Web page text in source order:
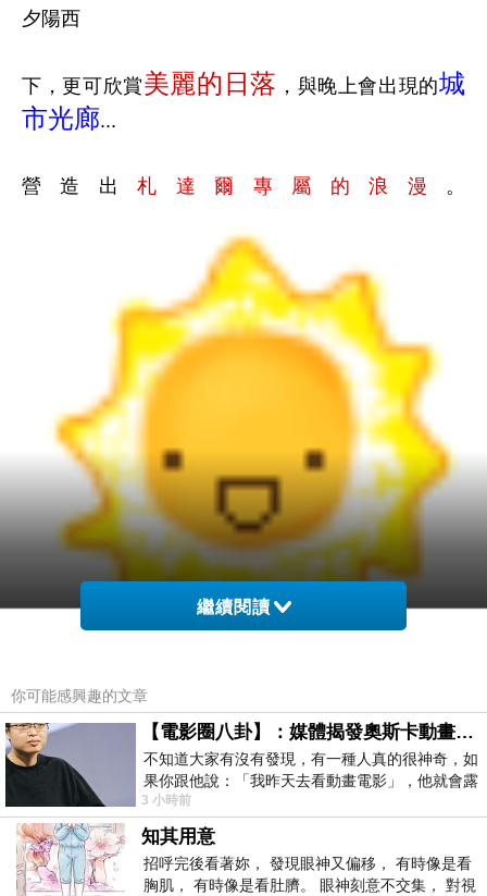
夕陽西
下，更可欣賞美麗的日落 ，與晚上會出現的城
市光廊...
營造出札達爾專屬的浪漫 。
ps. 獲選為2016年 歐洲最佳旅遊城市
繼續閱讀
你可能感興趣的文章
【電影圈八卦】：媒體揭發奧斯卡動畫項目投票醜聞！好萊塢為什麼看不起動畫電影？
不知道大家有沒有發現，有一種人真的很神奇，如
果你跟他說：「我昨天去看動畫電影」，他就會露
出一種慈祥的微笑，然後問你是不是陪小
3 小時前
知其用意
招呼完後看著妳， 發現眼神又偏移， 有時像是看
胸肌， 有時像是看肚臍。 眼神刻意不交集， 對視